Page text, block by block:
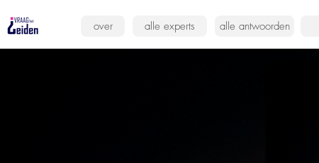
over alle experts alle antwoorden